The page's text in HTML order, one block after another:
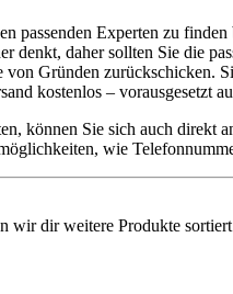
passenden Experten zu
denkt, daher sollten Sie die
Gründen zurückschicken.
kostenlos – vorausgesetzt
können Sie sich auch direkt
wie
wir dir weitere Produkte